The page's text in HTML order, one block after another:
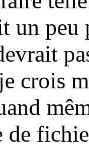
peu
crois
de